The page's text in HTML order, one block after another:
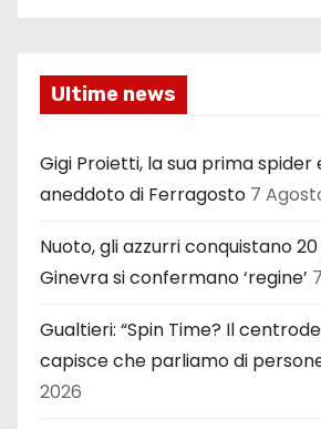
Ultime news
Gigi Proietti, la sua prima spider
aneddoto di Ferragosto 7
Nuoto, gli azzurri conquistano
Ginevra si confermano ‘regine’
Gualtieri: “Spin Time? Il
capisce che parliamo di
2026